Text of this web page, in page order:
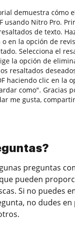
demuestra cómo
usando Nitro Pro.
de texto.
en la opción de
Selecciona el
la opción de
resaltados
haciendo clic en la
como". Gracias
me gusta,
preguntas
pueden
Si no puedes
no dudes en